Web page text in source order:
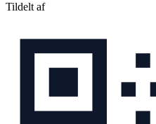
Tildelt af